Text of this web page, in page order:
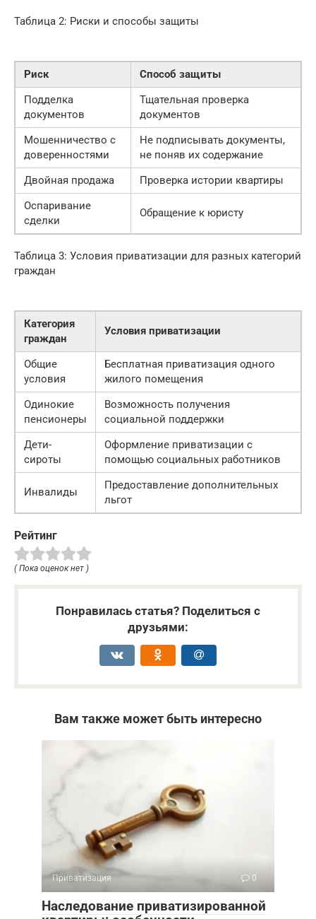
Таблица 2: Риски и способы защиты
Риск
Способ защиты
Подделка
документов
Тщательная проверка
документов
Мошенничество с
доверенностями
Не подписывать документы,
не поняв их содержание
Двойная продажа
Проверка истории квартиры
Оспаривание
сделки
Обращение к юристу
Таблица 3: Условия приватизации для разных категорий
граждан
Категория
граждан
Условия приватизации
Общие
условия
Бесплатная приватизация одного
жилого помещения
Одинокие
пенсионеры
Возможность получения
социальной поддержки
Дети-
сироты
Оформление приватизации с
помощью социальных работников
Инвалиды
Предоставление дополнительных
льгот
Рейтинг
( Пока оценок нет )
Понравилась статья? Поделиться с
друзьями:
Вам также может быть интересно
Приватизация 0
Наследование приватизированной